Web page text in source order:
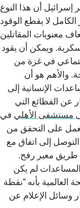
إسرائيل أن هذا النوع
لا يقطع الوقود
معنويات المقاتلين
ويمكن أن يقود
في غزة من
والأهم هو أن
الإنسانية إلى
عن الفظائع التي
مستشفى الأهلي في
تعمل على التحقق من
إلى اتفاق مع
طريق معبر رفح.
لم يكن
بأنه "نقطة
وسائل الإعلام عن